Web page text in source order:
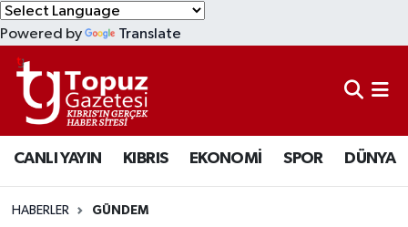
Powered by Translate
CANLI YAYIN KIBRIS EKONOMİ SPOR DÜNYA
HABERLER GÜNDEM
KIBRIS
DÜNYA
EKONOMİ
MAGAZİN
Lefkoşa Nöbetçi Eczaneler
Lefkoşa Hava Durumu
Lefkoşa Trafik Yoğunluk Haritası
Süper Lig Puan Durumu ve Fikstür